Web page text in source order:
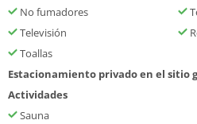
No fumadores
Televisión
Toallas
Estacionamiento privado en el sitio
Actividades
Sauna